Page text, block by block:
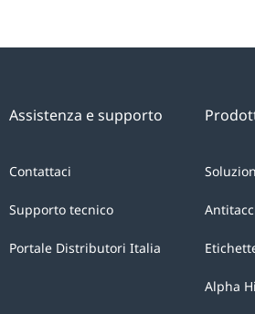
Alpha
Assistenza e supporto
Contattaci
Supporto tecnico
Portale Distributori Italia